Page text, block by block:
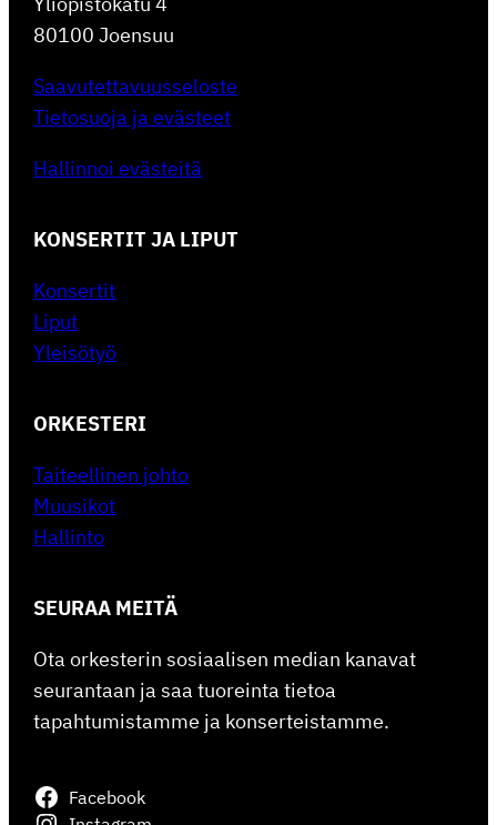
80100 Joensuu
Saavutettavuusseloste
Tietosuoja ja evästeet
Hallinnoi evästeitä
KONSERTIT JA LIPUT
Konsertit
Liput
Yleisötyö
ORKESTERI
Taiteellinen johto
Muusikot
Hallinto
SEURAA MEITÄ
Ota orkesterin sosiaalisen median kanavat
seurantaan ja saa tuoreinta tietoa
tapahtumistamme ja konserteistamme.
Facebook